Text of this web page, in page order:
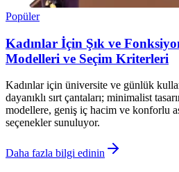
Popüler
Kadınlar İçin Şık ve
Modelleri ve Seçim Kriterleri
Kadınlar için üniversite ve günlük
dayanıklı sırt çantaları; minimalist
modellere, geniş iç hacim ve konforlu
seçenekler sunuluyor.
Daha fazla bilgi edinin